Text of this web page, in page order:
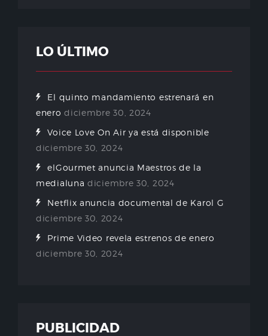
LO ÚLTIMO
El quinto mandamiento estrenará en
enero diciembre 30, 2024
Voice Love On Air ya está disponible
diciembre 30, 2024
elGourmet anuncia Maestros de la
medialuna diciembre 30, 2024
Netflix anuncia documental de Karol G
diciembre 30, 2024
Prime Video revela estrenos de enero
diciembre 30, 2024
PUBLICIDAD